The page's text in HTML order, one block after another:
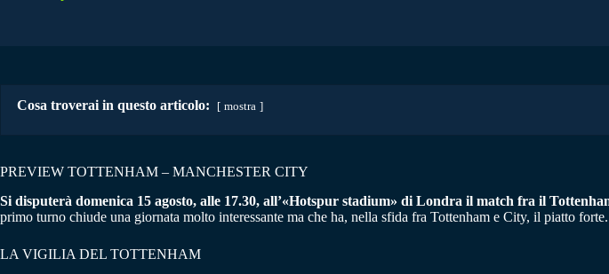
Cosa troverai in questo articolo: mostra
PREVIEW TOTTENHAM – MANCHESTER CITY
Si disputerà domenica 15 agosto, alle 17.30, all’«Hotspur stadium» di Londra il match fra il
primo turno chiude una giornata molto interessante ma che ha, nella sfida fra Tottenham e City, il piatto
LA VIGILIA DEL TOTTENHAM